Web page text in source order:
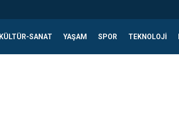
KÜLTÜR-SANAT YAŞAM SPOR TEKNOLOJI